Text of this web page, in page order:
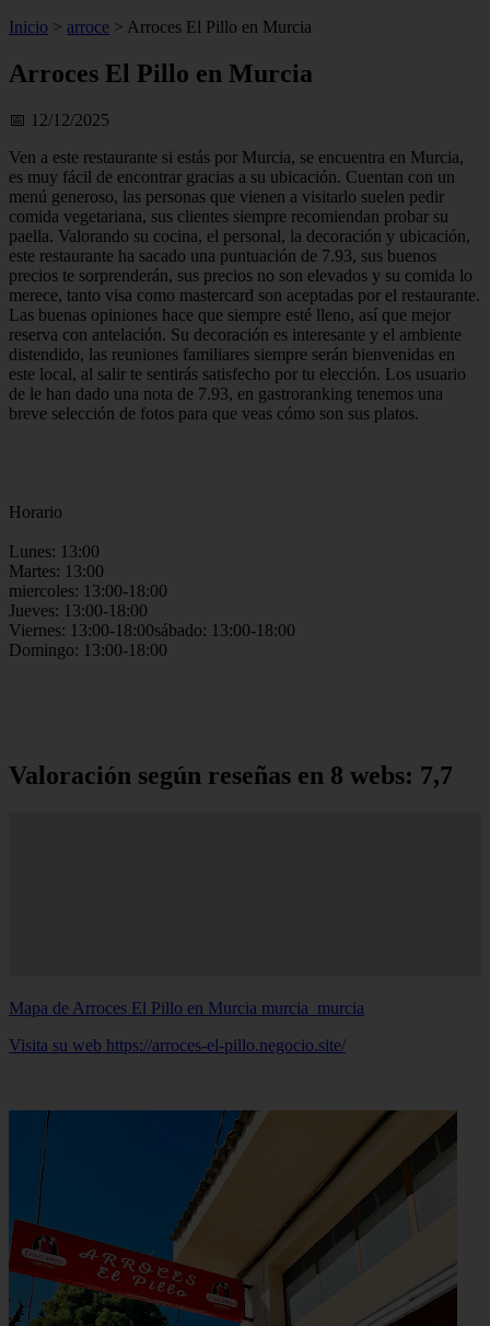
Inicio > arroce > Arroces El Pillo en Murcia
Arroces El Pillo en Murcia
📅 12/12/2025
Ven a este restaurante si estás por Murcia, se encuentra en Murcia,
es muy fácil de encontrar gracias a su ubicación. Cuentan con un
menú generoso, las personas que vienen a visitarlo suelen pedir
comida vegetariana, sus clientes siempre recomiendan probar su
paella. Valorando su cocina, el personal, la decoración y ubicación,
este restaurante ha sacado una puntuación de 7.93, sus buenos
precios te sorprenderán, sus precios no son elevados y su comida lo
merece, tanto visa como mastercard son aceptadas por el restaurante.
Las buenas opiniones hace que siempre esté lleno, así que mejor
reserva con antelación. Su decoración es interesante y el ambiente
distendido, las reuniones familiares siempre serán bienvenidas en
este local, al salir te sentirás satisfecho por tu elección. Los usuario
de le han dado una nota de 7.93, en gastroranking tenemos una
breve selección de fotos para que veas cómo son sus platos.
Horario
Lunes: 13:00
Martes: 13:00
miercoles: 13:00-18:00
Jueves: 13:00-18:00
Viernes: 13:00-18:00sábado: 13:00-18:00
Domingo: 13:00-18:00
Valoración según reseñas en 8 webs: 7,7
Mapa de Arroces El Pillo en Murcia murcia_murcia
Visita su web https://arroces-el-pillo.negocio.site/